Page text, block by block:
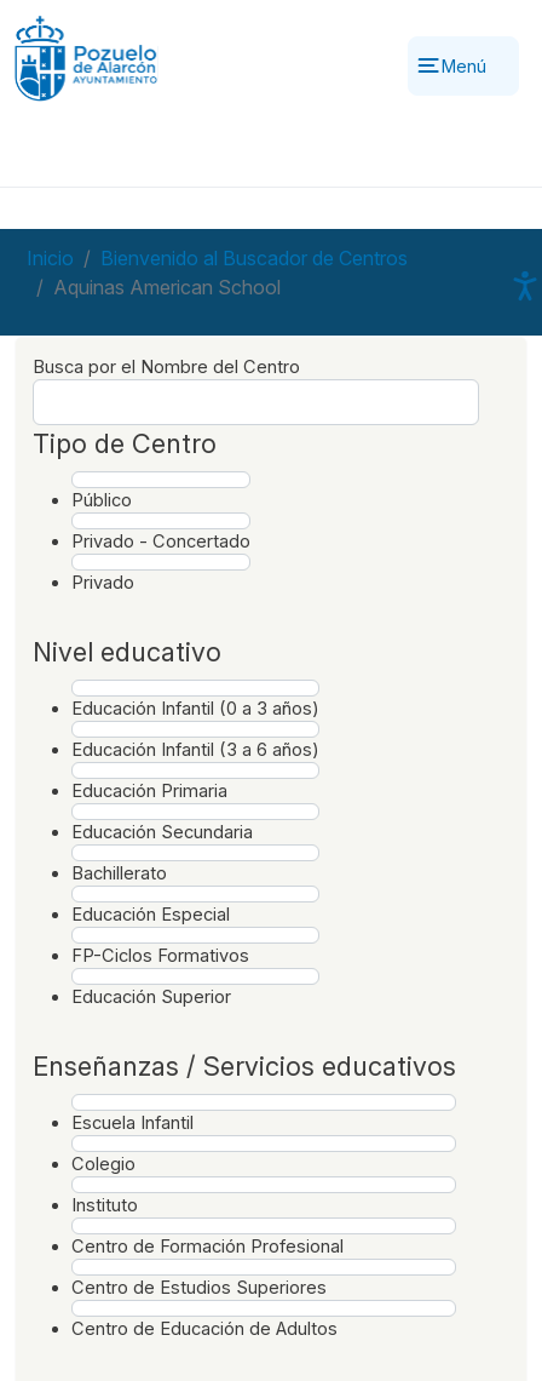
Pasar al contenido principal
Menú
Inicio
Bienvenido al Buscador de Centros
Aquinas American School
Busca por el Nombre del Centro
Tipo de Centro
Público
Privado - Concertado
Privado
Nivel educativo
Educación Infantil (0 a 3 años)
Educación Infantil (3 a 6 años)
Educación Primaria
Educación Secundaria
Bachillerato
Educación Especial
FP-Ciclos Formativos
Educación Superior
Enseñanzas / Servicios educativos
Escuela Infantil
Colegio
Instituto
Centro de Formación Profesional
Centro de Estudios Superiores
Centro de Educación de Adultos